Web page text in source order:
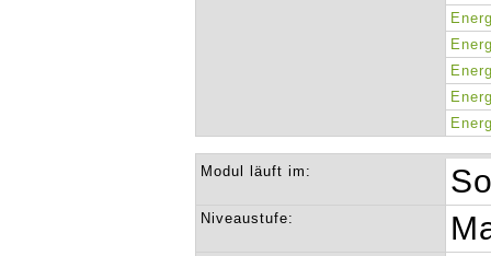
Modul läuft im:
Niveaustufe: